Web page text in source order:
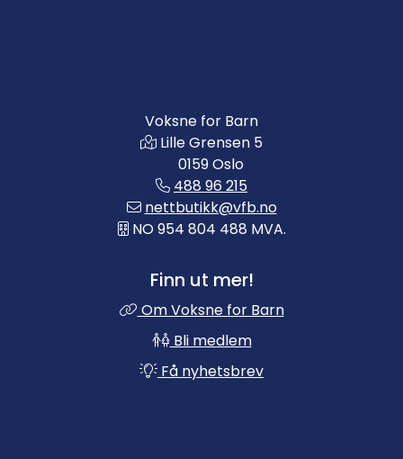
Voksne for Barn
Lille Grensen 5
0159 Oslo
488 96 215
nettbutikk@vfb.no
NO 954 804 488 MVA.
Finn ut mer!
Om Voksne for Barn
Bli medlem
Få nyhetsbrev